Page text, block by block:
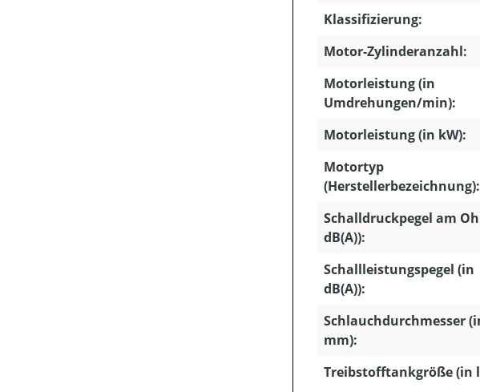
Klassifizierung:
Motor-Zylinderanzahl:
Motorleistung (in
Umdrehungen/min):
Motorleistung (in kW):
Motortyp
(Herstellerbezeichnung):
Schalldruckpegel am
dB(A)):
Schallleistungspegel (in
dB(A)):
Schlauchdurchmesser
mm):
Treibstofftankgröße (in